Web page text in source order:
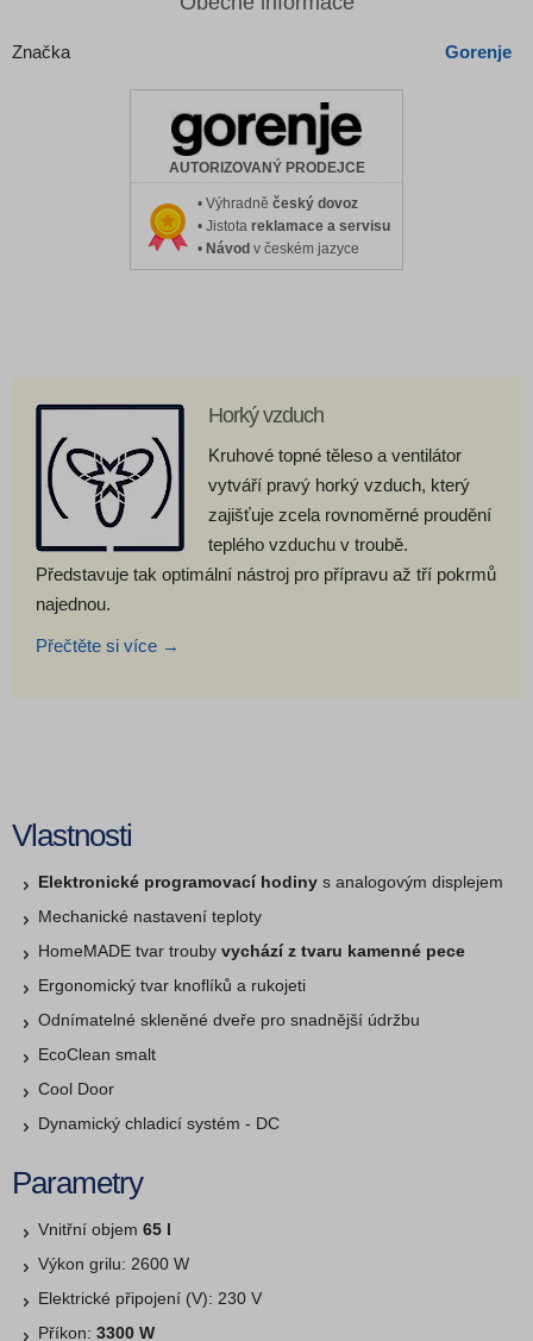
Značka Gorenje
AUTORIZOVANÝ PRODEJCE
• Výhradně český dovoz
• Jistota reklamace a servisu
• Návodv českém jazyce
Horký vzduch
Kruhové topné těleso a ventilátor
vytváří pravý horký vzduch, který
zajišťuje zcela rovnoměrné proudění
teplého vzduchu v troubě.
Představuje tak optimální nástroj pro přípravu až tří pokrmů
najednou.
Přečtěte si více →
Vlastnosti
Elektronické programovací hodiny s analogovým displejem
Mechanické nastavení teploty
HomeMADE tvar trouby vychází z tvaru kamenné pece
Ergonomický tvar knoflíků a rukojeti
Odnímatelné skleněné dveře pro snadnější údržbu
EcoClean smalt
Cool Door
Dynamický chladicí systém - DC
Parametry
Vnitřní objem 65 l
Výkon grilu: 2600 W
Elektrické připojení (V): 230 V
Příkon: 3300 W